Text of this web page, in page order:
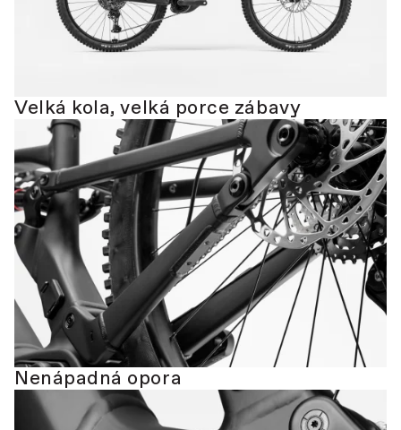
Velká kola, velká porce zábavy
Nenápadná opora